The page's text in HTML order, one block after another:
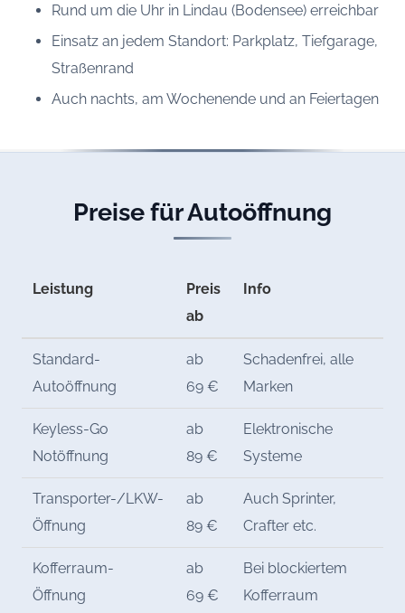
Rund um die Uhr in Lindau (Bodensee) erreichbar
Einsatz an jedem Standort: Parkplatz, Tiefgarage,
Straßenrand
Auch nachts, am Wochenende und an Feiertagen
Preise für Autoöffnung
Leistung
Preis
ab
Info
Standard-
Autoöffnung
ab
69 €
Schadenfrei, alle
Marken
Keyless-Go
Notöffnung
ab
89 €
Elektronische
Systeme
Transporter-/LKW-
Öffnung
ab
89 €
Auch Sprinter,
Crafter etc.
Kofferraum-
Öffnung
ab
69 €
Bei blockiertem
Kofferraum